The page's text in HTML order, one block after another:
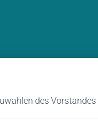
des Vorstandes